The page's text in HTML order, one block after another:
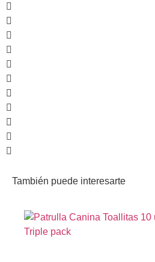
También puede interesarte